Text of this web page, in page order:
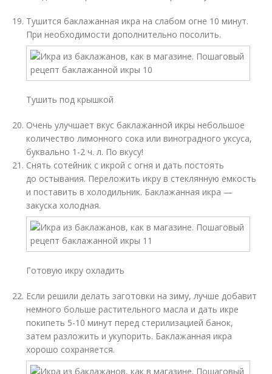
Тушится баклажанная икра на слабом огне 10 минут.
При необходимости дополнительно посолить.
Тушить под крышкой
Очень улучшает вкус баклажанной икры небольшое
количество лимонного сока или виноградного уксуса,
буквально 1-2 ч. л. По вкусу!
Снять сотейник с икрой с огня и дать постоять
до остывания. Переложить икру в стеклянную емкость
и поставить в холодильник. Баклажанная икра —
закуска холодная.
Готовую икру охладить
Если решили делать заготовки на зиму, лучше добавит
немного больше растительного масла и дать икре
покипеть 5-10 минут перед стерилизацией банок,
затем разложить и укупорить. Баклажанная икра
хорошо сохраняется.